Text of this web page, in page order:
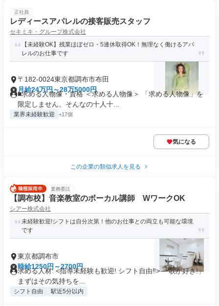
正社員
レディースアパレルの接客販売スタッフ
セキミキ・グループ株式会社
【未経験OK】残業ほぼゼロ・5連休取得OK！無理なく働けるアパ
レルのお仕事です
〒182-0024東京都調布市布田
月給24万円～28万5000円
■求める人物像・資格 ＜求める人物像＞ 「求める人物像」を
限定しません。そんなの十人十...
業界未経験歓迎 +17個
気になる
この企業の類似求人を見る
業務委託
【調布校】音楽教室のボーカル講師 WワークOK
シアー株式会社
未経験歓迎!シフトは自分次第！他のお仕事との両立も可能な環境
です
東京都調布市
時給1250円～2700円
求める人材: <指導未経験も歓迎! シフト自由‼> 「歌が好き!」
まずはその気持ちを...
シフト自由 駅近5分以内